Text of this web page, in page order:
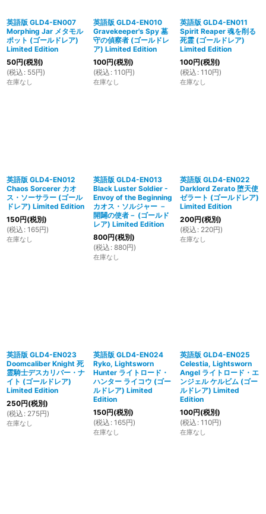
英語版 GLD4-EN007
Morphing Jar メタモル
ポット (ゴールドレア)
Limited Edition
50円(税別)
(税込 : 55円)
在庫なし
英語版 GLD4-EN010
Gravekeeper's Spy 墓
守の偵察者 (ゴールドレ
ア) Limited Edition
100円(税別)
(税込 : 110円)
在庫なし
英語版 GLD4-EN011
Spirit Reaper 魂を削る
死霊 (ゴールドレア)
Limited Edition
100円(税別)
(税込 : 110円)
在庫なし
英語版 GLD4-EN012
Chaos Sorcerer カオ
ス・ソーサラー (ゴール
ドレア) Limited Edition
150円(税別)
(税込 : 165円)
在庫なし
英語版 GLD4-EN013
Black Luster Soldier -
Envoy of the Beginning
カオス・ソルジャー －
開闢の使者－ (ゴールド
レア) Limited Edition
800円(税別)
(税込 : 880円)
在庫なし
英語版 GLD4-EN022
Darklord Zerato 堕天使
ゼラート (ゴールドレア)
Limited Edition
200円(税別)
(税込 : 220円)
在庫なし
英語版 GLD4-EN023
Doomcaliber Knight 死
霊騎士デスカリバー・ナ
イト (ゴールドレア)
Limited Edition
250円(税別)
(税込 : 275円)
在庫なし
英語版 GLD4-EN024
Ryko, Lightsworn
Hunter ライトロード・
ハンター ライコウ (ゴー
ルドレア) Limited
Edition
150円(税別)
(税込 : 165円)
在庫なし
英語版 GLD4-EN025
Celestia, Lightsworn
Angel ライトロード・エ
ンジェル ケルビム (ゴー
ルドレア) Limited
Edition
100円(税別)
(税込 : 110円)
在庫なし